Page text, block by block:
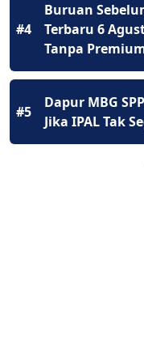
#4
Buruan
Terbaru 6
Tanpa
#5
Dapur MBG
Jika IPAL Tak